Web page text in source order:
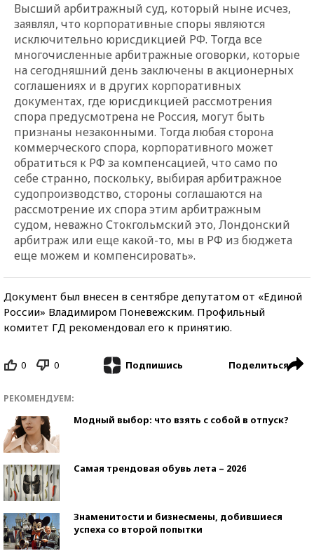
Высший арбитражный суд, который ныне исчез,
заявлял, что корпоративные споры являются
исключительно юрисдикцией РФ. Тогда все
многочисленные арбитражные оговорки, которые
на сегодняшний день заключены в акционерных
соглашениях и в других корпоративных
документах, где юрисдикцией рассмотрения
спора предусмотрена не Россия, могут быть
признаны незаконными. Тогда любая сторона
коммерческого спора, корпоративного может
обратиться к РФ за компенсацией, что само по
себе странно, поскольку, выбирая арбитражное
судопроизводство, стороны соглашаются на
рассмотрение их спора этим арбитражным
судом, неважно Стокгольмский это, Лондонский
арбитраж или еще какой-то, мы в РФ из бюджета
еще можем и компенсировать».
Документ был внесен в сентябре депутатом от «Единой
России» Владимиром Поневежским. Профильный
комитет ГД рекомендовал его к принятию.
0 0 Подпишись Поделиться
РЕКОМЕНДУЕМ:
Модный выбор: что взять с собой в отпуск?
Самая трендовая обувь лета – 2026
Знаменитости и бизнесмены, добившиеся
успеха со второй попытки